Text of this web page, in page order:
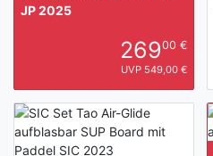
JP 2025
26900 €
UVP 549,00 €